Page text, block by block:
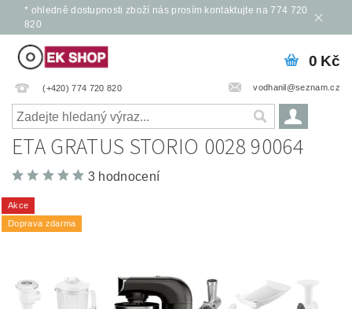
* ohledně dostupnosti zboží nás prosím kontaktujte na 774 720
820
(+420) 774 720 820 vodhanil@seznam.cz
0 Kč
ETA GRATUS STORIO 0028 90064
3 hodnocení
Akce
Doprava zdarma